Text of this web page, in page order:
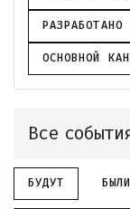
ОСНОВНОЙ
Все
БУДУТ БЫЛИ